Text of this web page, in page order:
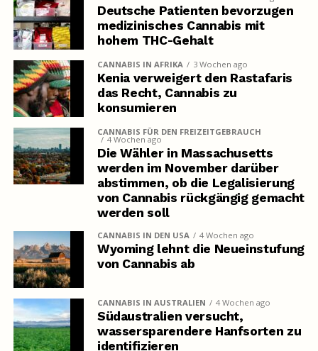
Deutsche Patienten bevorzugen
medizinisches Cannabis mit
hohem THC-Gehalt
CANNABIS IN AFRIKA 3 Wochen ago
Kenia verweigert den Rastafaris
das Recht, Cannabis zu
konsumieren
CANNABIS FÜR DEN FREIZEITGEBRAUCH
4 Wochen ago
Die Wähler in Massachusetts
werden im November darüber
abstimmen, ob die Legalisierung
von Cannabis rückgängig gemacht
werden soll
CANNABIS IN DEN USA 4 Wochen ago
Wyoming lehnt die Neueinstufung
von Cannabis ab
CANNABIS IN AUSTRALIEN 4 Wochen ago
Südaustralien versucht,
wassersparendere Hanfsorten zu
identifizieren